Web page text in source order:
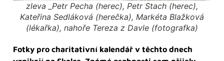
zleva _Petr Pecha (herec), Petr Stach (herec),
Kateřina Sedláková (herečka), Markéta Blažková
(lékařka), nahoře Tereza z Davle (fotografka)
Fotky pro charitativní kalendář v těchto dnech